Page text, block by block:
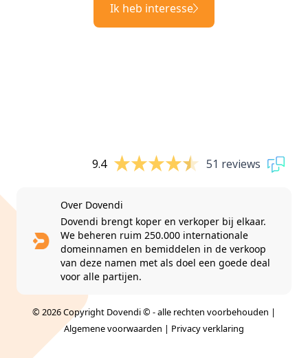
Ik heb interesse
9.4 51 reviews
Over Dovendi
Dovendi brengt koper en verkoper bij elkaar.
We beheren ruim 250.000 internationale
domeinnamen en bemiddelen in de verkoop
van deze namen met als doel een goede deal
voor alle partijen.
© 2026 Copyright Dovendi © - alle rechten voorbehouden |
Algemene voorwaarden | Privacy verklaring